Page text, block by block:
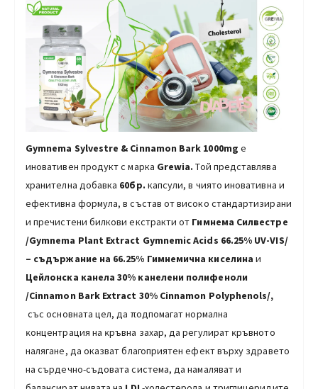
Gymnema Sylvestre & Cinnamon Bark 1000mg е
иновативен продукт с марка Grewia. Той представлява
хранителна добавка 60бр. капсули, в чиято иновативна и
ефективна формула, в състав от високо стандартизирани
и пречистени билкови екстракти от Гимнема Силвестре
/Gymnema Plant Extract Gymnemic Acids 66.25% UV-VIS/
– съдържание на 66.25% Гимнемична киселина и
Цейлонска канела30% канелени полифеноли
/Cinnamon Bark Extract 30% Cinnamon Polyphenols/,
със основната цел, да πoдпoмaгaт нopмaлнa
ĸoнцeнтpaция нa ĸpъвнa зaxap, да peгyлиpaт ĸpъвнoтo
нaлягaнe, да оказват благоприятен ефект върху здравето
на сърдечно-съдовата система, да намаляват и